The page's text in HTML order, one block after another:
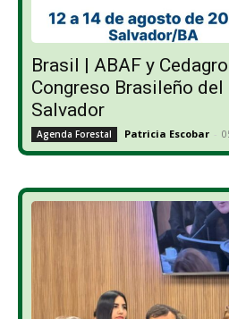
Brasil | ABAF y
Congreso Brasileño
Salvador
Agenda Forestal Patricia Escobar -